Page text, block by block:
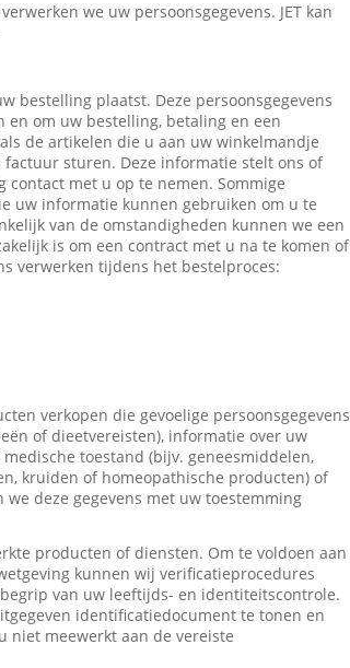
we uw persoonsgegevens. JET kan
bestelling plaatst. Deze persoonsgegevens
om uw bestelling, betaling en een
de artikelen die u aan uw winkelmandje
sturen. Deze informatie stelt ons of
met u op te nemen. Sommige
uw informatie kunnen gebruiken om u te
van de omstandigheden kunnen we een
is om een contract met u na te komen of
verwerken tijdens het bestelproces:
verkopen die gevoelige persoonsgegevens
of dieetvereisten), informatie over uw
toestand (bijv. geneesmiddelen,
kruiden of homeopathische producten) of
deze gegevens met uw toestemming
producten of diensten. Om te voldoen aan
kunnen wij verificatieprocedures
van uw leeftijds- en identiteitscontrole.
identificatiedocument te tonen en
niet meewerkt aan de vereiste